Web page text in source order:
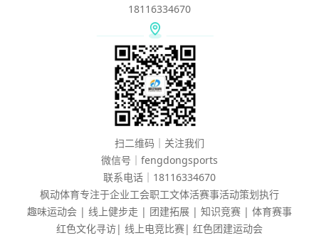
18116334670
扫二维码｜关注我们
微信号｜fengdongsports
联系电话｜18116334670
枫动体育专注于企业工会职工文体活赛事活动策划执行
趣味运动会 | 线上健步走 | 团建拓展 | 知识竞赛 | 体育赛事
红色文化寻访| 线上电竞比赛| 红色团建运动会